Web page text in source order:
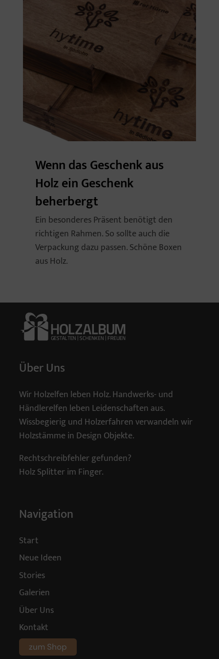
Wenn das Geschenk aus
Holz ein Geschenk
beherbergt
Ein besonderes Präsent benötigt den
richtigen Rahmen. So sollte auch die
Verpackung dazu passen. Schöne Boxen
aus Holz.
Über Uns
Wir Holzelfen leben Holz. Handwerks- und
Händlerelfen leben Leidenschaften aus.
Wissbegierig und Holzerfahren verwandeln wir
Holzstämme in Design Objekte.
Rechtschreibfehler gefunden?
Holz Splitter im Finger.
Navigation
Start
Neue Ideen
Stories
Galerien
Über Uns
Kontakt
zum Shop